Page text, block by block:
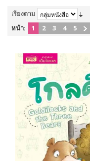
เรียงตาม
หน้า:
1 2 3 4 5